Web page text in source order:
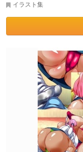
イラスト集